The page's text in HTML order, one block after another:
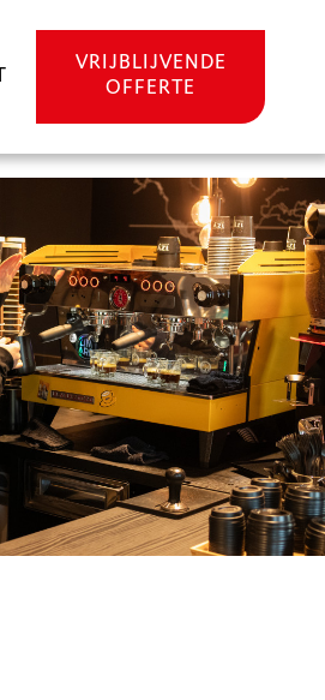
VRIJBLIJVENDE
OFFERTE